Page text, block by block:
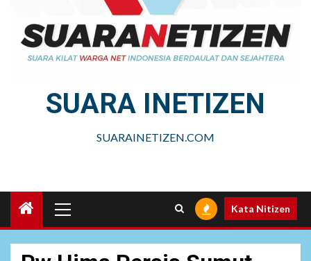
SUARA INETIZEN
SUARAINETIZEN.COM
Menu
Kata Nitizen